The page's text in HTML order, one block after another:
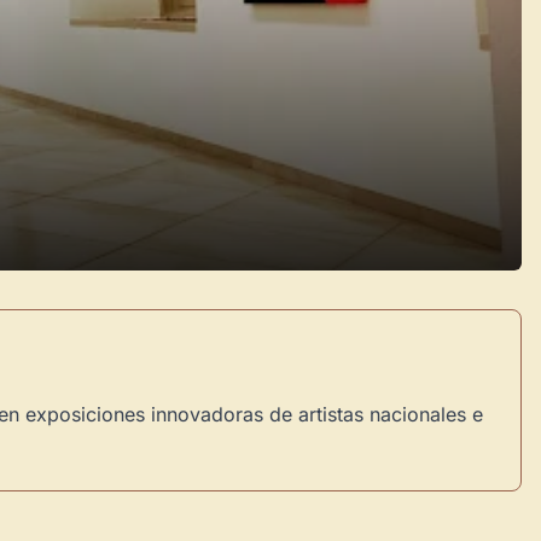
exposiciones innovadoras de artistas nacionales e